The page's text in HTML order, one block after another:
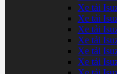
Xe tải
Xe tải
Xe tải
Xe tải
Xe tải
Xe tải